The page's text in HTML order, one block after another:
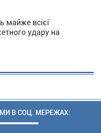
майже всієї
удару на
МИ В СОЦ. МЕРЕЖАХ: